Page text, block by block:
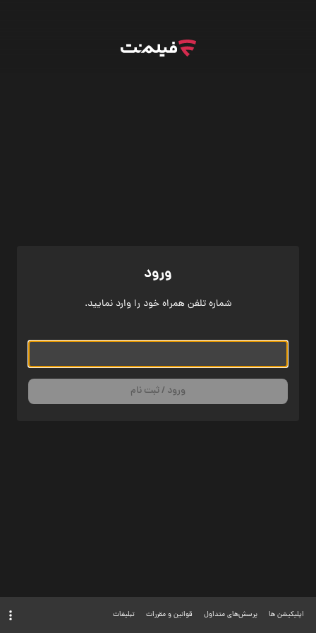
ورود
شماره تلفن همراه خود را وارد نمایید.
ورود / ثبت نام
اپلیکیشن ها پرسش‌های متداول قوانین و مقررات تبلیغات